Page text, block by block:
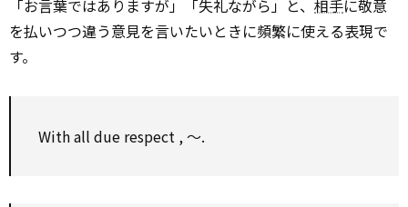
「お言葉ではありますが」「失礼ながら」と、 相手に敬意
を払いつつ違う意見を言いたいときに頻繁に使える表現で
す。
Withall due respect , ～.